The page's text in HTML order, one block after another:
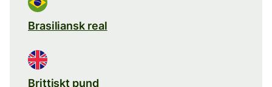
Brasiliansk real
Brittiskt pund